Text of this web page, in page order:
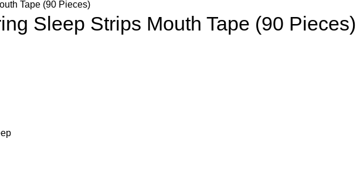
Sleep Strips Mouth Tape (90 Pieces)